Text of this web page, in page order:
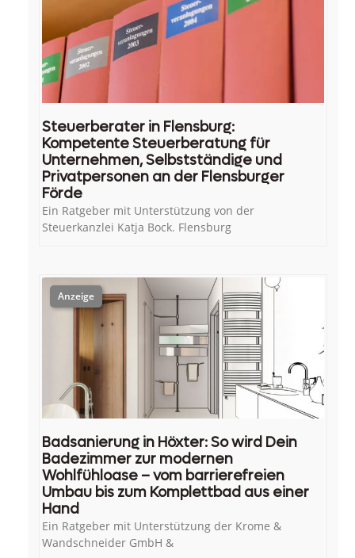
Steuerberater in Flensburg:
Kompetente Steuerberatung für
Unternehmen, Selbstständige und
Privatpersonen an der Flensburger
Förde
Ein Ratgeber mit Unterstützung von der
Steuerkanzlei Katja Bock. Flensburg
Badsanierung in Höxter: So wird Dein
Badezimmer zur modernen
Wohlfühloase – vom barrierefreien
Umbau bis zum Komplettbad aus einer
Hand
Ein Ratgeber mit Unterstützung der Krome &
Wandschneider GmbH &